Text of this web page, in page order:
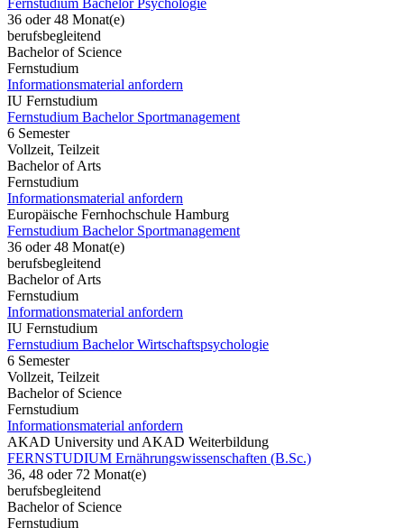
Fernstudium Bachelor Psychologie
36 oder 48 Monat(e)
berufsbegleitend
Bachelor of Science
Fernstudium
Informationsmaterial anfordern
IU Fernstudium
Fernstudium Bachelor Sportmanagement
6 Semester
Vollzeit, Teilzeit
Bachelor of Arts
Fernstudium
Informationsmaterial anfordern
Europäische Fernhochschule Hamburg
Fernstudium Bachelor Sportmanagement
36 oder 48 Monat(e)
berufsbegleitend
Bachelor of Arts
Fernstudium
Informationsmaterial anfordern
IU Fernstudium
Fernstudium Bachelor Wirtschaftspsychologie
6 Semester
Vollzeit, Teilzeit
Bachelor of Science
Fernstudium
Informationsmaterial anfordern
AKAD University und AKAD Weiterbildung
FERNSTUDIUM Ernährungswissenschaften (B.Sc.)
36, 48 oder 72 Monat(e)
berufsbegleitend
Bachelor of Science
Fernstudium